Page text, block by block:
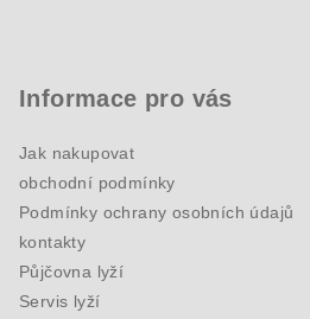
Informace pro vás
Jak nakupovat
obchodní podmínky
Podmínky ochrany osobních údajů
kontakty
Půjčovna lyží
Servis lyží